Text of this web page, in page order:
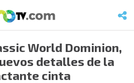
World Dominion,
detalles de la
cinta